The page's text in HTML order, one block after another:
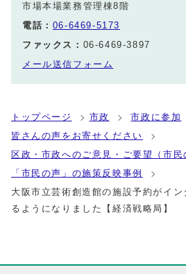
市場本場業務管理棟8階
電話： 06-6469-5173
ファックス： 06-6469-3897
メール送信フォーム
トップページ 市政
市政に参加
皆さんの声をお寄せください
区政・市政へのご意見・ご要望（市民
「市民の声」の施策反映事例
大阪市立芸術創造館の施設予約がイン
るようになりました【経済戦略局】